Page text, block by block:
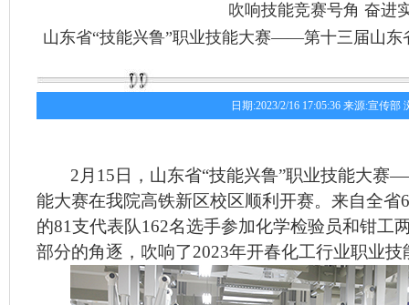
吹响技能竞赛号角 奋进
山东省“技能兴鲁”职业技能大赛——第十三届山东
日期:2023/2/16 17:05:36 来源:宣传部
2 月 15 日，山东省“技能兴鲁”职业技能大
能大赛在我院高铁新区校区顺利开赛。来自全省
的81支代表队162名选手参加化学检验员和钳工
部分的角逐，吹响了2023年开春化工行业职业技